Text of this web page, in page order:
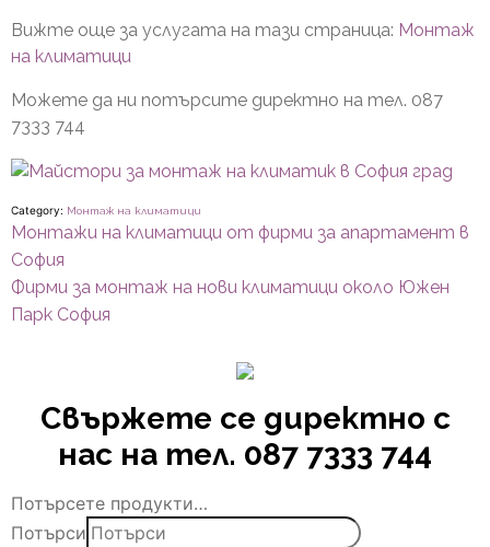
Вижте още за услугата на тази страница: Монтаж
на климатици
Можете да ни потърсите директно на тел. 087
7333 744
Category: Монтаж на климатици
Навигация
Previous
post:
Монтажи на климатици от фирми за апартамент в
София
Next
post:
Фирми за монтаж на нови климатици около Южен
Парк София
Свържете се директно с
нас на тел. 087 7333 744
Потърсете продукти…
Потърси